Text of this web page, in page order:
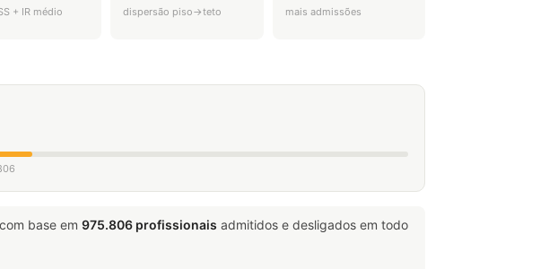
+ IR médio dispersão piso→teto mais admissões
base em 975.806 profissionais admitidos e desligados em todo